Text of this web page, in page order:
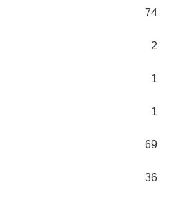
74
2
1
1
69
36